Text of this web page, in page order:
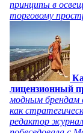
принципы в
торговому
лицензионный
модным брендам
как
редактор